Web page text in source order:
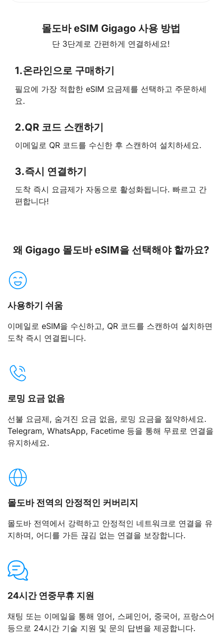
몰도바 eSIM Gigago 사용 방법
단 3단계로 간편하게 연결하세요!
1.온라인으로 구매하기
필요에 가장 적합한 eSIM 요금제를 선택하고 주문하세
요.
2.QR 코드 스캔하기
이메일로 QR 코드를 수신한 후 스캔하여 설치하세요.
3.즉시 연결하기
도착 즉시 요금제가 자동으로 활성화됩니다. 빠르고 간
편합니다!
왜 Gigago 몰도바 eSIM을 선택해야 할까요?
사용하기 쉬움
이메일로 eSIM을 수신하고, QR 코드를 스캔하여 설치하면
도착 즉시 연결됩니다.
로밍 요금 없음
선불 요금제, 숨겨진 요금 없음, 로밍 요금을 절약하세요.
Telegram, WhatsApp, Facetime 등을 통해 무료로 연결을
유지하세요.
몰도바 전역의 안정적인 커버리지
몰도바 전역에서 강력하고 안정적인 네트워크로 연결을 유
지하며, 어디를 가든 끊김 없는 연결을 보장합니다.
24시간 연중무휴 지원
채팅 또는 이메일을 통해 영어, 스페인어, 중국어, 프랑스어
등으로 24시간 기술 지원 및 문의 답변을 제공합니다.